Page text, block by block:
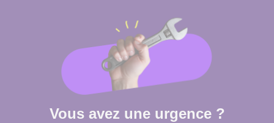
Vous avez une urgence ?